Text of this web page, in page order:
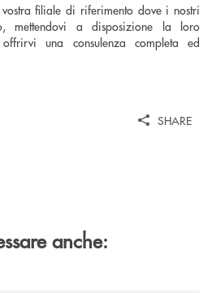
filiale di riferimento dove i nostri
mettendovi a disposizione la loro
una consulenza completa ed
SHARE
anche: